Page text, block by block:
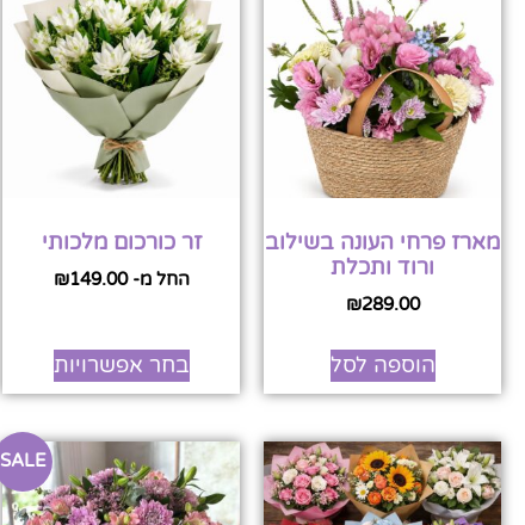
מארז פרחי העונה בשילוב
ורוד ותכלת
₪289.00
הוספה לסל
זר כורכום מלכותי
החל מ- ₪149.00
בחר אפשרויות
SALE